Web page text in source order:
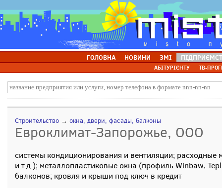
ГОЛОВНА НОВИНИ ЗМІ
АБІТУРІЄНТУ ТВ-
Строительство → окна, двери, фасады, балконы
Евроклимат-Запорожье, ООО
системы кондиционирования и вентиляции;
и т.д.); металлопластиковые окна (профиль Winbaw,
балконов; кровля и крыши под ключ в кредит